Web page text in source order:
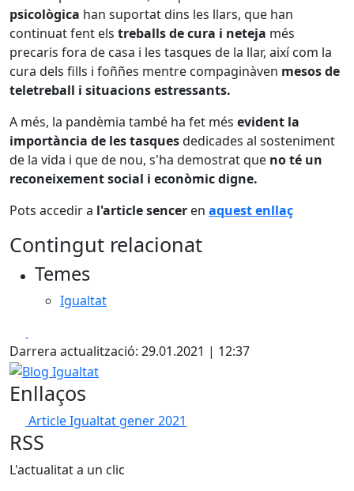
psicològica han suportat dins les llars, que han
continuat fent els treballs de cura i neteja més
precaris fora de casa i les tasques de la llar, així com la
cura dels fills i foññes mentre compaginàven mesos de
teletreball i situacions estressants.
A més, la pandèmia també ha fet més evident la
importància de les tasquesdedicades al sosteniment
de la vida i que de nou, s'ha demostrat que no té un
reconeixement social i econòmic digne.
Pots accedir a l'article sencer en aquest enllaç
Contingut relacionat
Temes
Igualtat
Darrera actualització: 29.01.2021 | 12:37
Blog Igualtat
Enllaços
Article Igualtat gener 2021
RSS
L'actualitat a un clic